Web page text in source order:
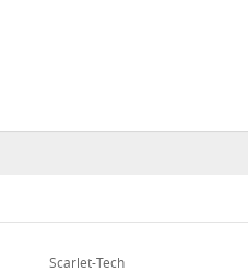
Scarlet-Tech